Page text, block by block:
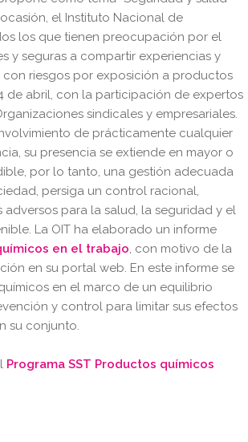
el Instituto Nacional de
los que tienen preocupación por el
y seguras a compartir experiencias y
riesgos por exposición a productos
de abril, con la participación de expertos
sindicales y empresariales.
de prácticamente cualquier
su presencia se extiende en mayor o
por lo tanto, una gestión adecuada
persiga un control racional,
para la salud, la seguridad y el
La OIT ha elaborado un informe
en el trabajo, con motivo de la
en su portal web. En este informe se
en el marco de un equilibrio
y control para limitar sus efectos
su conjunto.
Programa SST Productos químicos